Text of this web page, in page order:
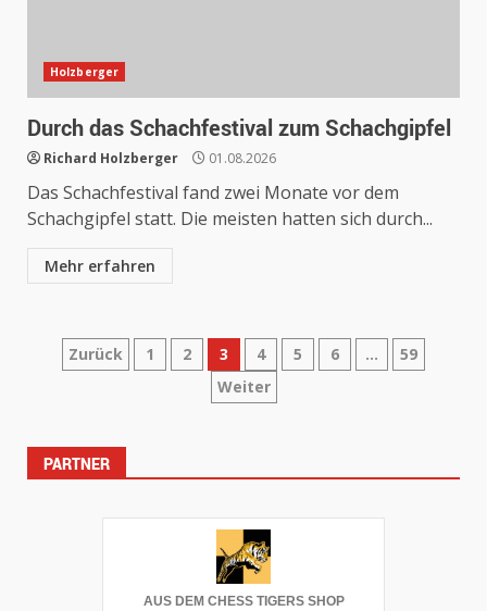
Holzberger
Durch das Schachfestival zum Schachgipfel
Richard Holzberger 01.08.2026
Das Schachfestival fand zwei Monate vor dem
Schachgipfel statt. Die meisten hatten sich durch...
Mehr erfahren
Seitennummerierung
Beiträge
Zurück 1 2 3 4 5 6 …
59
Weiter
PARTNER
AUS DEM CHESS TIGERS SHOP